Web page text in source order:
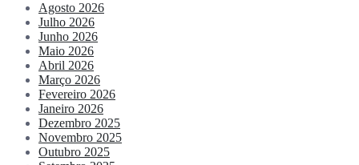
Agosto 2026
Julho 2026
Junho 2026
Maio 2026
Abril 2026
Março 2026
Fevereiro 2026
Janeiro 2026
Dezembro 2025
Novembro 2025
Outubro 2025